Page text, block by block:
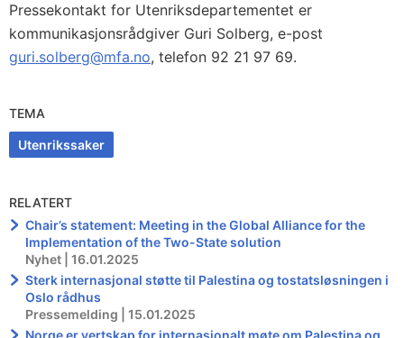
Pressekontakt for Utenriksdepartementet er
kommunikasjonsrådgiver Guri Solberg, e-post
guri.solberg@mfa.no, telefon 92 21 97 69.
TEMA
Utenrikssaker
RELATERT
Chair’s statement: Meeting in the Global Alliance for the
Implementation of the Two-State solution
Nyhet | 16.01.2025
Sterk internasjonal støtte til Palestina og tostatsløsningen i
Oslo rådhus
Pressemelding | 15.01.2025
Norge er vertskap for internasjonalt møte om Palestina og